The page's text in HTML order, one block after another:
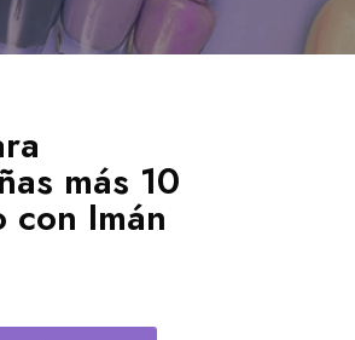
más 10
con Imán